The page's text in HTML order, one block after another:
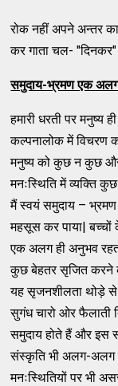
रोक नहीं अपने अन्तर
कर गाता चल- "दिनकर"
समुदाय-भ्रमण एक अलग
हमारी धरती पर मनुष्य
कल्पनालोक में विचरण
मनुष्य को कुछ न कुछ
मनःस्थिति में व्यक्ति
मैं स्वयं समुदाय – भ्रमण
महसूस कर पाया|
एक अलग ही अनुभव
कुछ बेहतर सृजित करने
यह सृजनशीलता थोड़े से
सुगंध चारो ओर फैलाती
समुदाय होते हैं और इस
संस्कृति भी अलग-अलग
मनःस्थितियों पर भी